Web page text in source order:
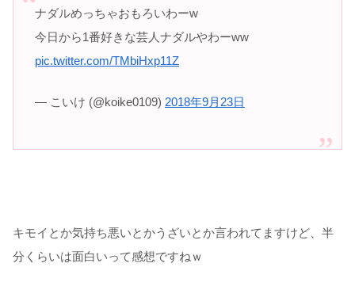
ナダルめっちゃおもろいわーw
今日から1番好きな芸人ナダルやわーww
pic.twitter.com/TMbiHxp11Z
— こいけ (@koike0109) 2018年9月23日
キモイとか気持ち悪いとかうざいとか言われてますけど、半
分くらいは面白いって感想ですねｗ